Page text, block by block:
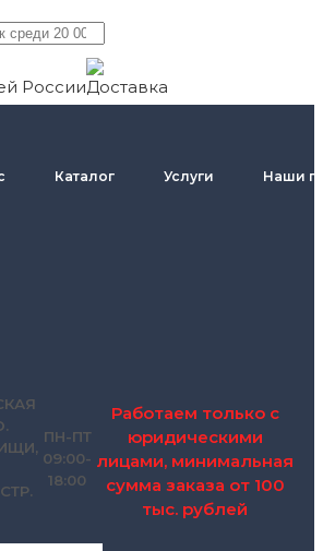
России
Каталог Услуги Наши
ПН-ПТ
09:00-
18:00
Работаем только с
юридическими
лицами, минимальная
сумма заказа от 100
тыс. рублей